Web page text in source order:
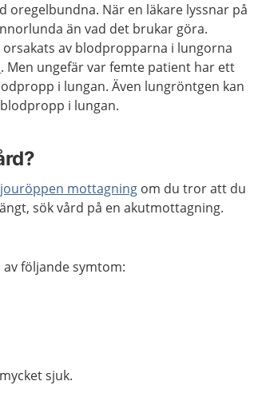
oregelbundna. När en läkare lyssnar på
än vad det brukar göra.
av blodpropparna i lungorna
. Men ungefär var femte patient har ett
i lungan. Även lungröntgen kan
i lungan.
jouröppen mottagning om du tror att du
sök vård på en akutmottagning.
följande symtom:
sjuk.